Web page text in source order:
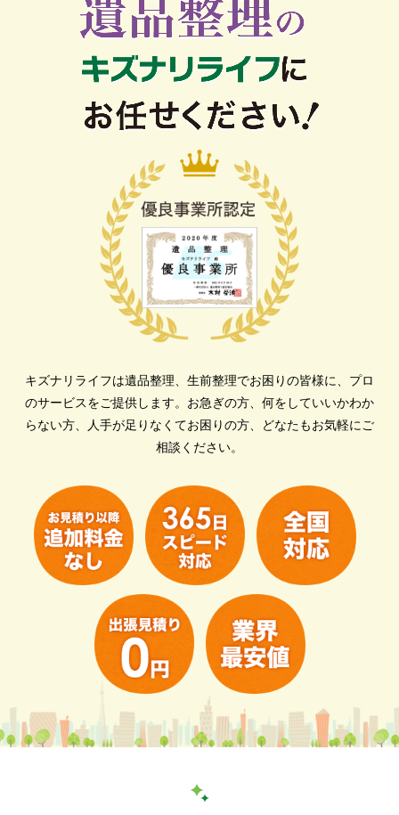
キズナリライフは遺品整理、生前整理でお困りの皆様に、プロ
のサービスをご提供します。 お急ぎの方、何をしていいかわか
らない方、人手が足りなくてお困りの方、どなたもお気軽にご
相談ください。